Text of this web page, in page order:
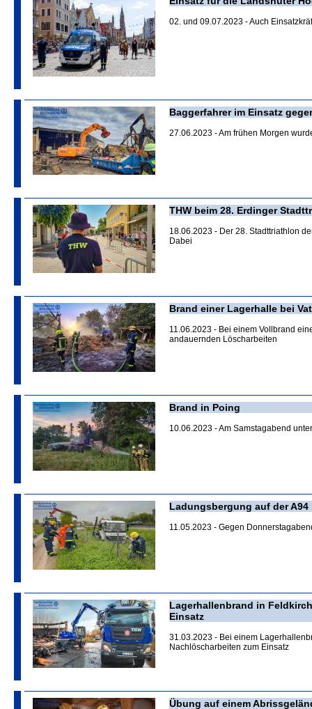
02. und 09.07.2023 - Auch
Baggerfahrer im Einsatz
27.06.2023 - Am frühen Morgen
THW beim 28. Erdinger
18.06.2023 - Der 28. Stadttriathlon
Dabei
Brand einer Lagerhalle bei
11.06.2023 - Bei einem Vollbrand
andauernden Löscharbeiten
Brand in Poing
10.06.2023 - Am Samstagabend
Ladungsbergung auf der A94
11.05.2023 - Gegen
Lagerhallenbrand in
Einsatz
31.03.2023 - Bei einem
Nachlöscharbeiten zum Einsatz
Übung auf einem